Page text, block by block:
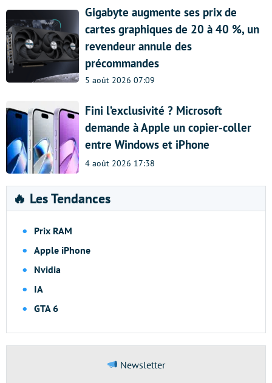
Gigabyte augmente ses prix de
cartes graphiques de 20 à 40 %, un
revendeur annule des
précommandes
5 août 2026 07:09
Fini l’exclusivité ? Microsoft
demande à Apple un copier-coller
entre Windows et iPhone
4 août 2026 17:38
🔥 Les Tendances
Prix RAM
Apple iPhone
Nvidia
IA
GTA 6
Newsletter